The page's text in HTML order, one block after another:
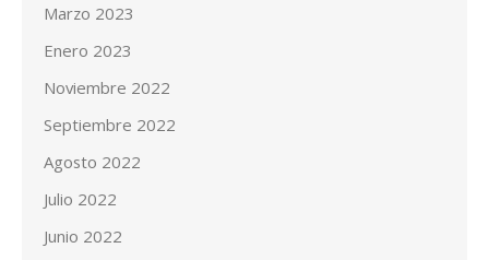
Marzo 2023
Enero 2023
Noviembre 2022
Septiembre 2022
Agosto 2022
Julio 2022
Junio 2022